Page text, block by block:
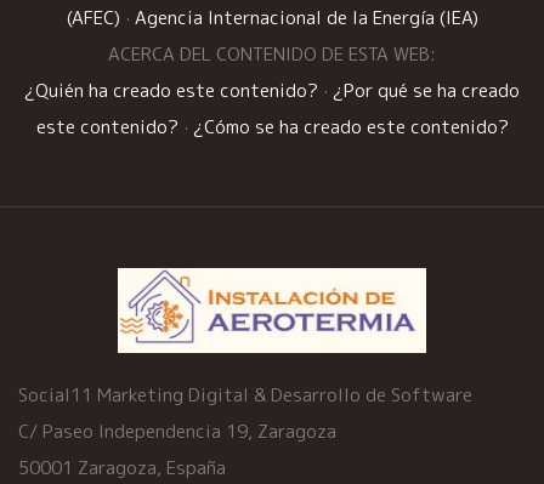
(AFEC) · Agencia Internacional de la Energía (IEA)
ACERCA DEL CONTENIDO DE ESTA WEB:
¿Quién ha creado este contenido? · ¿Por qué se ha creado
este contenido? · ¿Cómo se ha creado este contenido?
Social11 Marketing Digital & Desarrollo de Software
C/ Paseo Independencia 19, Zaragoza
50001 Zaragoza, España